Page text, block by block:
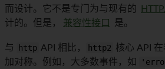
而设计。它不是专门为与现有的
计的。但是，
兼容性接口 是。
与 http API 相比， http2 核心 API
加对称。例如，大多数事件，如